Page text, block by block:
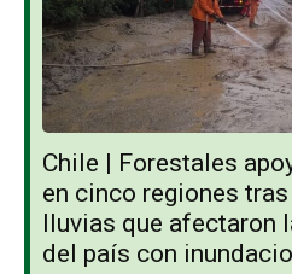
Chile | Forestales
en cinco regiones
lluvias que afectaron
del país con